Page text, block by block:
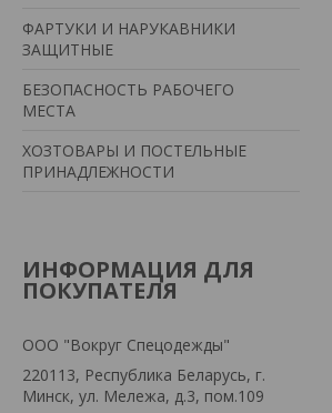
ФАРТУКИ И НАРУКАВНИКИ
ЗАЩИТНЫЕ
БЕЗОПАСНОСТЬ РАБОЧЕГО
МЕСТА
ХОЗТОВАРЫ И ПОСТЕЛЬНЫЕ
ПРИНАДЛЕЖНОСТИ
ИНФОРМАЦИЯ ДЛЯ
ПОКУПАТЕЛЯ
ООО "Вокруг Спецодежды"
220113, Республика Беларусь, г.
Минск, ул. Мележа, д.3, пом.109